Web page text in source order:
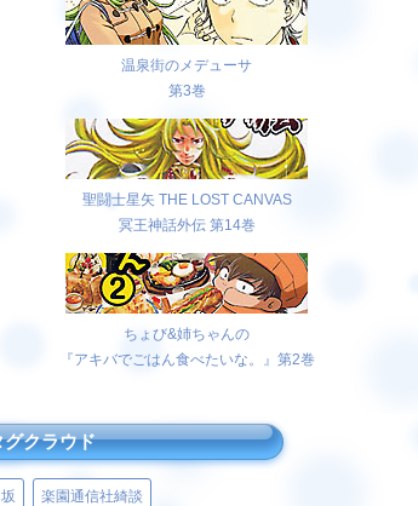
温泉街のメデューサ
第3巻
聖闘士星矢 THE LOST CANVAS
冥王神話外伝 第14巻
ちょび&姉ちゃんの
『アキバでごはん食べたいな。』第2巻
グクラウド
楽園通信社綺談